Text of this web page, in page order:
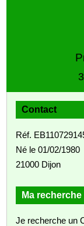
Contact
Réf.
Né le 01/02/1980
21000 Dijon
Ma recherche
Je recherche un